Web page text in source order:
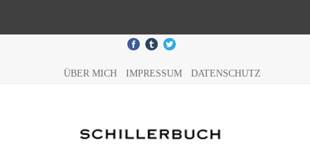
ÜBER MICH IMPRESSUM DATENSCHUTZ